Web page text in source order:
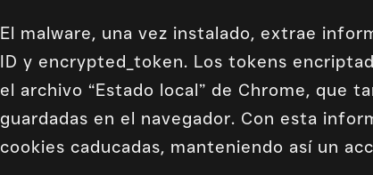
El malware, una vez instalado, extrae
ID y encrypted_token. Los tokens
el archivo “Estado local” de Chrome, que
guardadas en el navegador. Con esta
cookies caducadas, manteniendo así un